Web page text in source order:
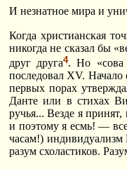
И незнатное мира и
Когда христианская
никогда не сказал бы
друг друга4. Но «сова
последовал XV. Начало
первых порах
Данте или в стихах
ручья... Везде я
и поэтому я есмь! —
часам!) индивидуализм
разум схоластиков.